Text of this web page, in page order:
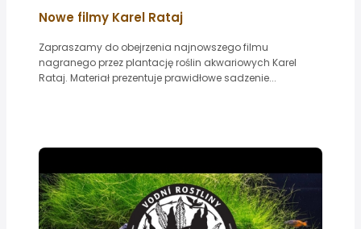
Nowe filmy Karel Rataj
Zapraszamy do obejrzenia najnowszego filmu
nagranego przez plantację roślin akwariowych Karel
Rataj. Materiał prezentuje prawidłowe sadzenie...